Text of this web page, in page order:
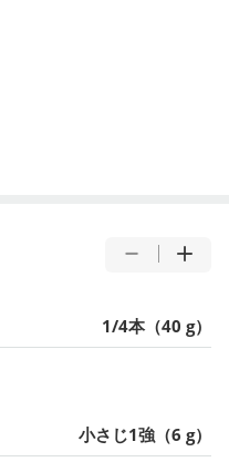
1/4本（40 g）
小さじ1強（6 g）